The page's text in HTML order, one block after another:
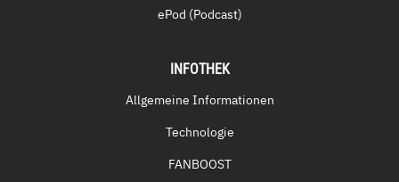
ePod (Podcast)
INFOTHEK
Allgemeine Informationen
Technologie
FANBOOST